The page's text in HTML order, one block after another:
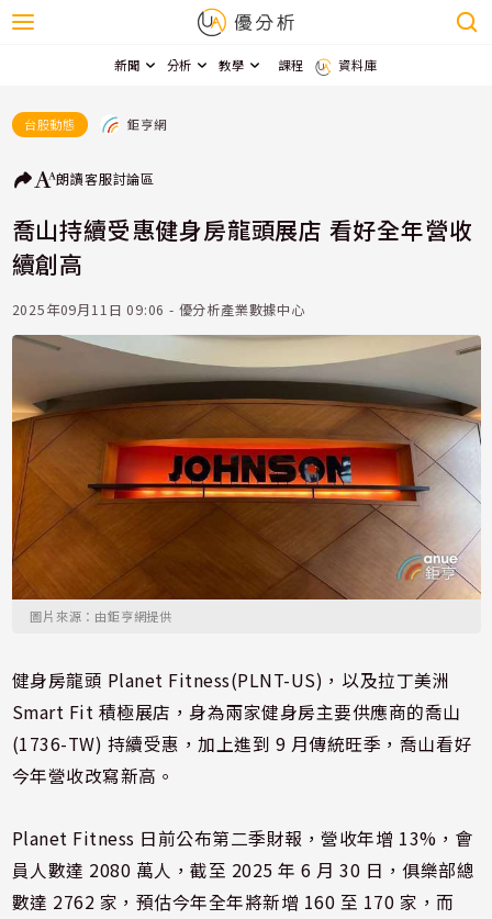
新聞 分析 教學 課程 資料庫
台股動態 鉅亨網
朗讀客服討論區
喬山持續受惠健身房龍頭展店 看好全年營收
續創高
2025年09月11日 09:06 - 優分析產業數據中心
圖片來源：由鉅亨網提供
健身房龍頭 Planet Fitness(PLNT-US)，以及拉丁美洲
Smart Fit 積極展店，身為兩家健身房主要供應商的喬山
(1736-TW) 持續受惠，加上進到 9 月傳統旺季，喬山看好
今年營收改寫新高。
Planet Fitness 日前公布第二季財報，營收年增 13%，會
員人數達 2080 萬人，截至 2025 年 6 月 30 日，俱樂部總
數達 2762 家，預估今年全年將新增 160 至 170 家，而